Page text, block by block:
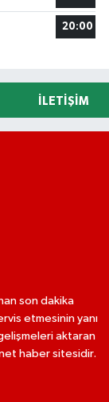
20:00
İLETIŞIM
son dakika
etmesinin yanı
aktaran
haber sitesidir.